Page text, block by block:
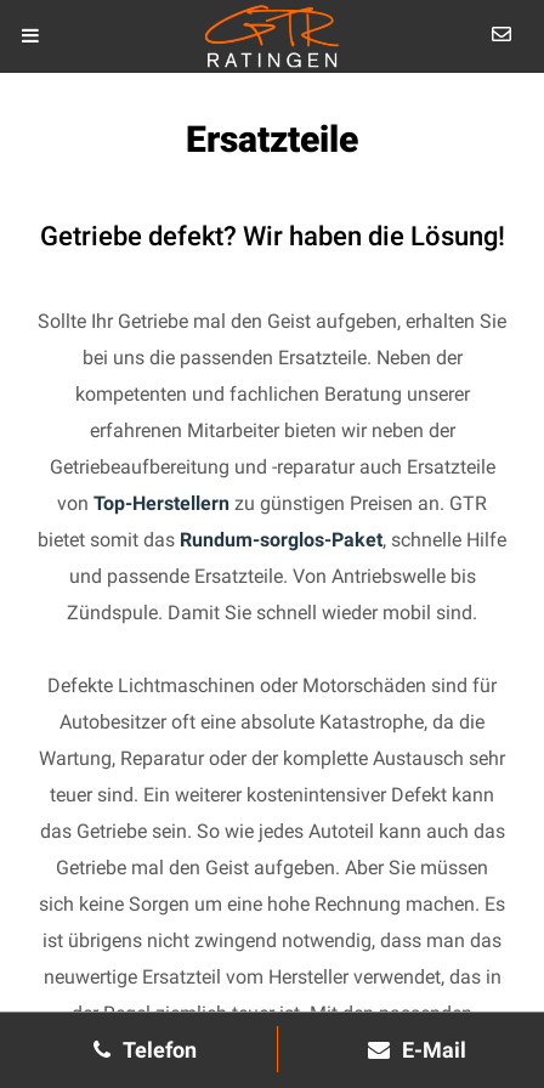
Telefon E-Mail
Ersatzteile
Getriebe defekt? Wir haben die Lösung!
Sollte Ihr Getriebe mal den Geist aufgeben, erhalten Sie
bei uns die passenden Ersatzteile. Neben der
kompetenten und fachlichen Beratung unserer
erfahrenen Mitarbeiter bieten wir neben der
Getriebeaufbereitung und -reparatur auch Ersatzteile
von Top-Herstellern zu günstigen Preisen an. GTR
bietet somit das Rundum-sorglos-Paket, schnelle Hilfe
und passende Ersatzteile. Von Antriebswelle bis
Zündspule. Damit Sie schnell wieder mobil sind.
Defekte Lichtmaschinen oder Motorschäden sind für
Autobesitzer oft eine absolute Katastrophe, da die
Wartung, Reparatur oder der komplette Austausch sehr
teuer sind. Ein weiterer kostenintensiver Defekt kann
das Getriebe sein. So wie jedes Autoteil kann auch das
Getriebe mal den Geist aufgeben. Aber Sie müssen
sich keine Sorgen um eine hohe Rechnung machen. Es
ist übrigens nicht zwingend notwendig, dass man das
neuwertige Ersatzteil vom Hersteller verwendet, das in
der Regel ziemlich teuer ist. Mit den passenden
Ersatzteilen kann jedes gebrauchte Getriebe schnell